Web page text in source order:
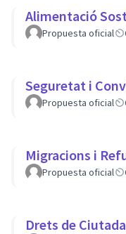
Alimentació
Propuesta oficial
Seguretat i
Propuesta oficial
Migracions i
Propuesta oficial
Drets de